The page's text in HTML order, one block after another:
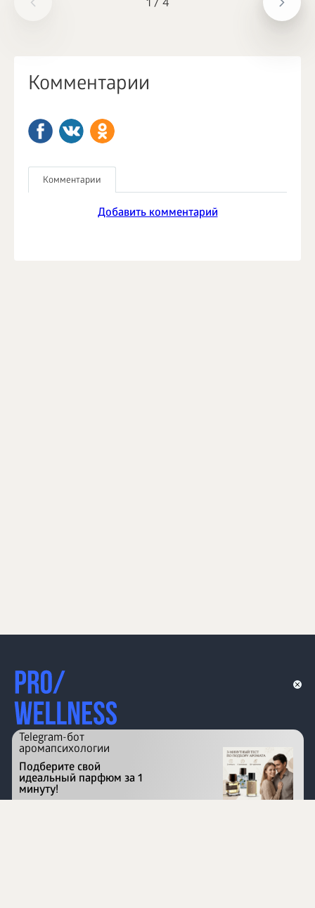
1 / 4
Комментарии
Комментарии
Добавить комментарий
Перейти на сайт
Telegram-бот
аромапсихологии
Подберите свой
идеальный парфюм за 1
минуту!